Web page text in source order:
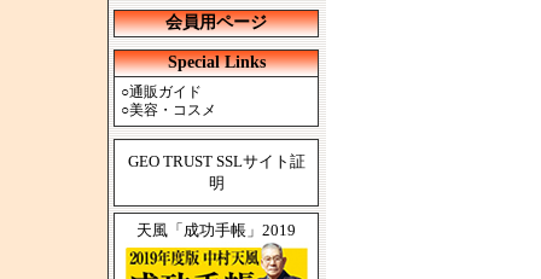
会員用ページ
Special Links
○通販ガイド
○美容・コスメ
GEO TRUST SSLサイト証
明
天風「成功手帳」2019